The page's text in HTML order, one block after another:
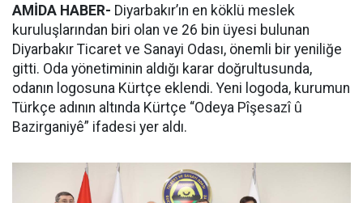
AMİDA HABER- Diyarbakır’ın en köklü meslek
kuruluşlarından biri olan ve 26 bin üyesi bulunan
Diyarbakır Ticaret ve Sanayi Odası, önemli bir yeniliğe
gitti. Oda yönetiminin aldığı karar doğrultusunda,
odanın logosuna Kürtçe eklendi. Yeni logoda, kurumun
Türkçe adının altında Kürtçe “Odeya Pîşesazî û
Bazirganiyê” ifadesi yer aldı.